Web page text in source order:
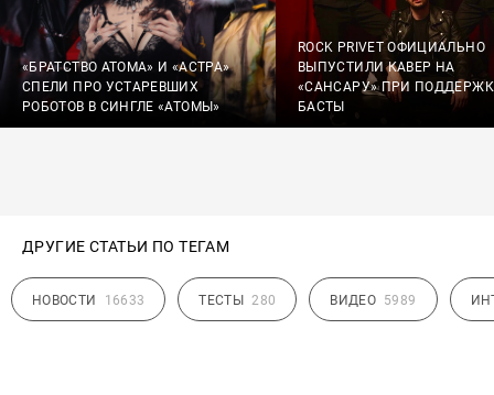
«БРАТСТВО АТОМА» И «АСТРА»
СПЕЛИ ПРО УСТАРЕВШИХ
РОБОТОВ В СИНГЛЕ «АТОМЫ»
ROCK PRIVET ОФИЦИАЛЬНО
ВЫПУСТИЛИ КАВЕР НА
«САНСАРУ» ПРИ
БАСТЫ
ДРУГИЕ СТАТЬИ ПО ТЕГАМ
НОВОСТИ 16633 ТЕСТЫ 280 ВИДЕО 5989